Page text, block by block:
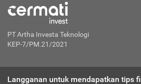
PT Artha Investa Teknologi
KEP-7/PM.21/2021
Langganan untuk mendapatkan tips